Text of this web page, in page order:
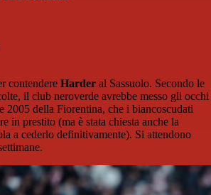
contendere Harder al Sassuolo. Secondo le
il club neroverde avrebbe messo gli occhi
2005 della Fiorentina, che i biancoscudati
in prestito (ma è stata chiesta anche la
a cederlo definitivamente). Si attendono